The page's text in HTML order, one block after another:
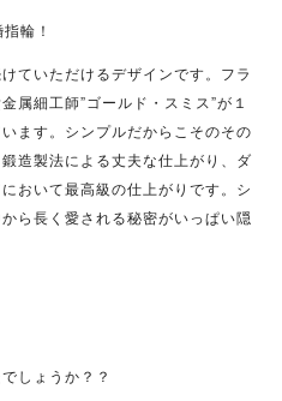
輪！
ていただけるデザインです。フラ
属細工師”ゴールド・スミス”が１
ます。シンプルだからこそのその
造製法による丈夫な仕上がり、ダ
おいて最高級の仕上がりです。シ
ら長く愛される秘密がいっぱい隠
しょうか？？